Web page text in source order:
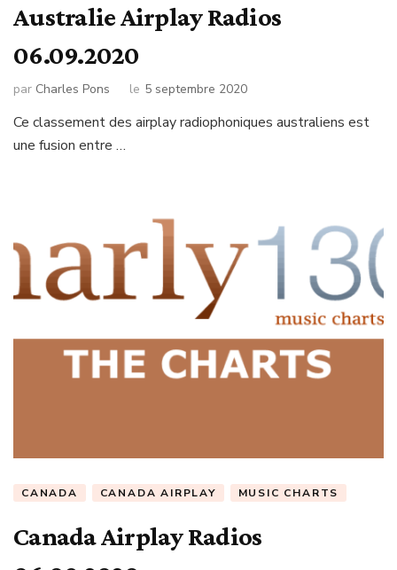
Australie Airplay Radios
06.09.2020
par Charles Pons le 5 septembre 2020
Ce classement des airplay radiophoniques australiens est
une fusion entre …
CANADA CANADA AIRPLAY MUSIC CHARTS
Canada Airplay Radios